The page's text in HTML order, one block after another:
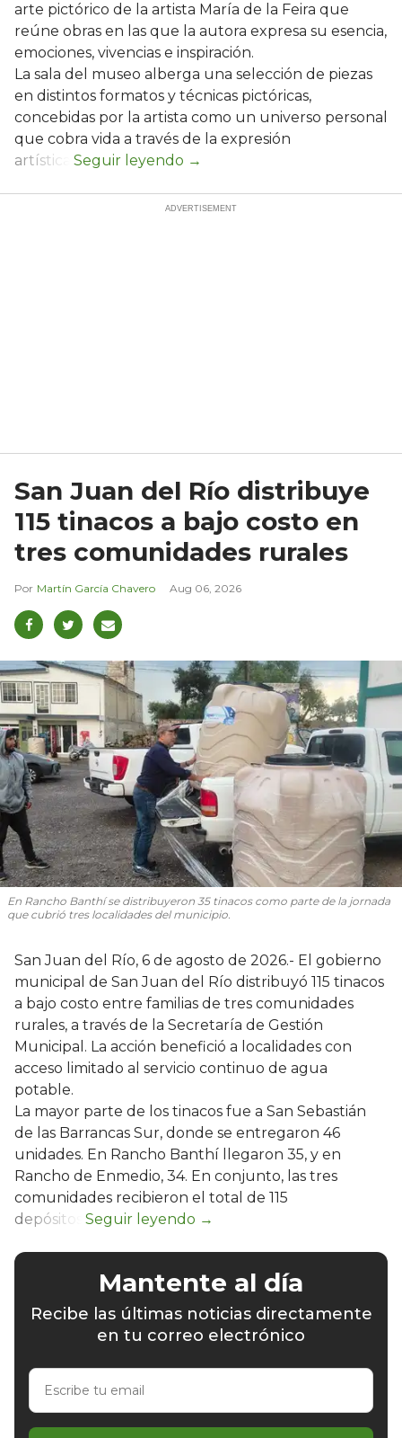
arte pictórico de la artista María de la Feira que
reúne obras en las que la autora expresa su esencia,
emociones, vivencias e inspiración.
La sala del museo alberga una selección de piezas
en distintos formatos y técnicas pictóricas,
concebidas por la artista como un universo personal
que cobra vida a través de la expresión
artística.
San Juan del Río distribuye
115 tinacos a bajo costo en
tres comunidades rurales
Martín García Chavero Aug 06, 2026
En Rancho Banthí se distribuyeron 35 tinacos como parte de la jornada
que cubrió tres localidades del municipio.
San Juan del Río, 6 de agosto de 2026.- El gobierno
municipal de San Juan del Río distribuyó 115 tinacos
a bajo costo entre familias de tres comunidades
rurales, a través de la Secretaría de Gestión
Municipal. La acción benefició a localidades con
acceso limitado al servicio continuo de agua
potable.
La mayor parte de los tinacos fue a San Sebastián
de las Barrancas Sur, donde se entregaron 46
unidades. En Rancho Banthí llegaron 35, y en
Rancho de Enmedio, 34. En conjunto, las tres
comunidades recibieron el total de 115
depósitos.
Mantente al día
Recibe las últimas noticias directamente
en tu correo electrónico
Escribe
email